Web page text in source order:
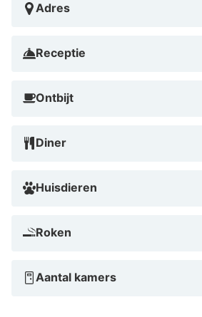
Adres
Receptie
Ontbijt
Diner
Huisdieren
Roken
Aantal kamers